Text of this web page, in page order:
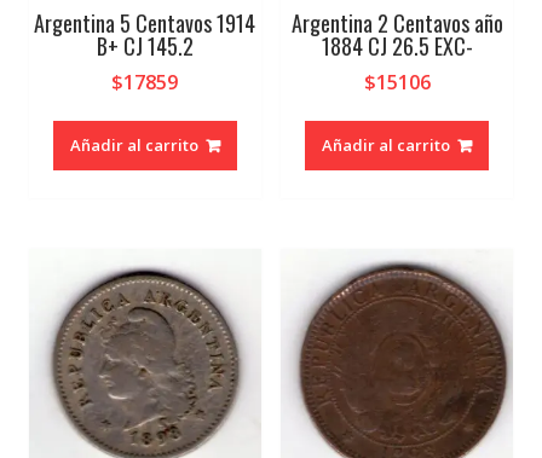
Argentina 5 Centavos 1914
B+ CJ 145.2
$17859
Añadir al carrito
Argentina 2 Centavos año
1884 CJ 26.5 EXC-
$15106
Añadir al carrito